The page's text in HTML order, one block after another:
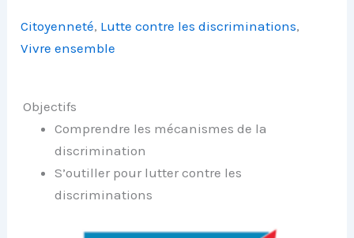
Citoyenneté, Lutte contre les discriminations
Vivre ensemble
Objectifs
Comprendre les mécanismes de la
discrimination
S’outiller pour lutter contre les
discriminations